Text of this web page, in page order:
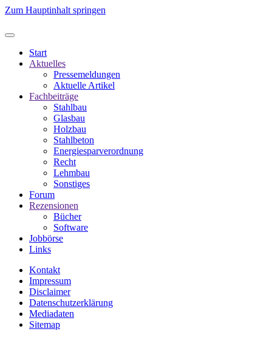
Zum Hauptinhalt springen
Start
Aktuelles
Pressemeldungen
Aktuelle Artikel
Fachbeiträge
Stahlbau
Glasbau
Holzbau
Stahlbeton
Energiesparverordnung
Recht
Lehmbau
Sonstiges
Forum
Rezensionen
Bücher
Software
Jobbörse
Links
Kontakt
Impressum
Disclaimer
Datenschutzerklärung
Mediadaten
Sitemap